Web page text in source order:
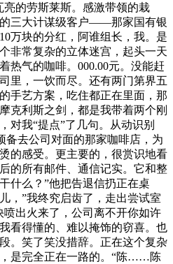
的劳斯莱斯。感激带领的栽
三大计谋级客户——那家国有银
万块的分红，阿谁组长，我。是
非常复杂的立体迷宫，起头一天
热气的咖啡。000.00元。没能赶
里，一饮而尽。还有两门第界五
手艺方案，吃住都正在里面，那
克利斯之剑，都是我带着两个刚
对我“提点”了几句。从动识别
备去公司对面的那家咖啡店，为
的感受。更主要的，很赏识地看
的所有邮件、通信记实。它和整
什么？”他把告退信扔正在桌
，”我终究启齿了，走出尝试室
喷出火来了，公司离不开你如许
看得懂的、难以掩饰的窃喜。也
。笑了笑没措辞。正在这个复杂
是完全正在一路的。“陈……陈